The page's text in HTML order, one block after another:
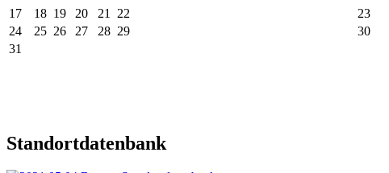
17 18 19 20 21 22
23
24
25 26 27 28 29
30
31
Standortdatenbank